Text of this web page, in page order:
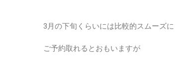
3月の下旬くらいには比較的スムーズに
ご予約取れるとおもいますが